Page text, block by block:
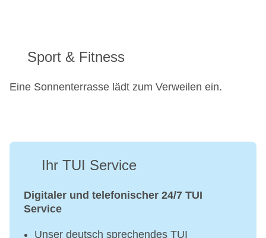
Sport & Fitness
Eine Sonnenterrasse lädt zum Verweilen ein.
Ihr TUI Service
Digitaler und telefonischer 24/7 TUI
Service
Unser deutsch sprechendes TUI